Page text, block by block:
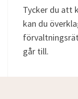
Tycker du att
kan du
går till.